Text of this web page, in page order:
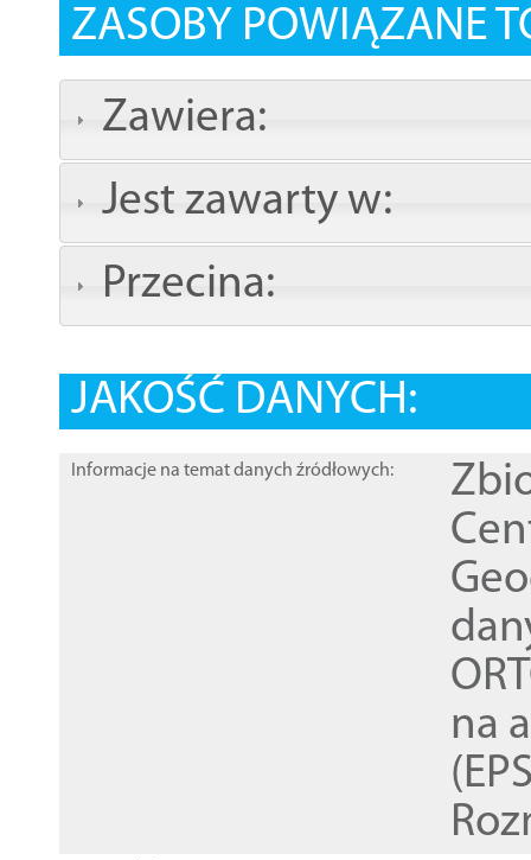
ZASOBY POWIĄZANE
Zawiera:
Jest zawarty w:
Przecina:
JAKOŚĆ DANYCH:
Informacje na temat danych źródłowych:
na